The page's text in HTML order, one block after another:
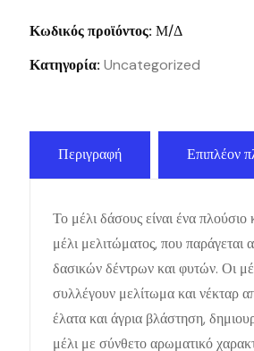
Κωδικός προϊόντος: Μ/Δ
Κατηγορία: Uncategorized
Περιγραφή Επιπλέον
Το μέλι δάσους είναι ένα πλούσιο
μέλι μελιτώματος, που παράγεται
δασικών δέντρων και φυτών. Οι
συλλέγουν μελίτωμα και νέκταρ
έλατα και άγρια βλάστηση,
μέλι με σύνθετο αρωματικό